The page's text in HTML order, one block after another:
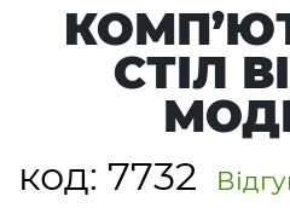
СТІЛ
код: 7732